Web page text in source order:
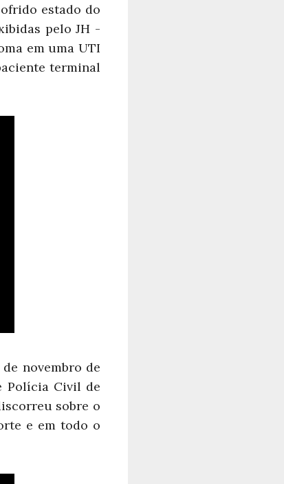
estado do
pelo JH -
em uma UTI
terminal
novembro de
Polícia Civil de
sobre o
e em todo o